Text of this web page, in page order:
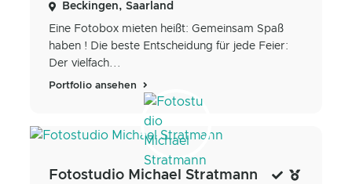
Beckingen, Saarland
Eine Fotobox mieten heißt: Gemeinsam Spaß
haben ! Die beste Entscheidung für jede Feier:
Der vielfach...
Portfolio ansehen
Fotostudio Michael Stratmann